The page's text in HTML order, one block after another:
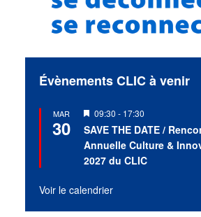
Évènements CLIC à venir
MAR
30
Mis
en
avant
09:30 - 17:30
SAVE THE DATE /
Annuelle Culture &
2027 du CLIC
Voir le calendrier